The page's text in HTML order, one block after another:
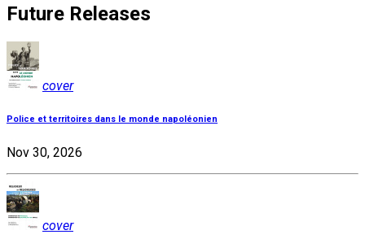
Future Releases
cover
Police et territoires dans le monde napoléonien
Nov 30, 2026
cover